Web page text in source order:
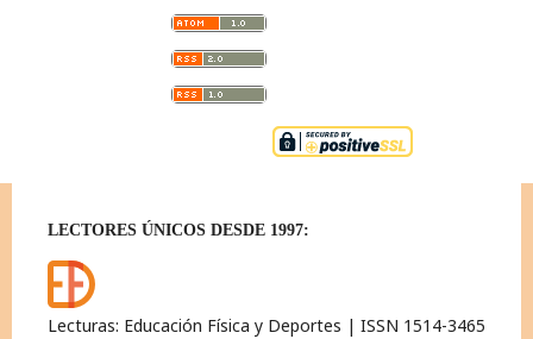
LECTORES ÚNICOS DESDE 1997:
Lecturas: Educación Física y Deportes | ISSN 1514-3465